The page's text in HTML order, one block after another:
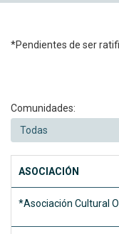
*Pendientes de ser
Comunidades:
Todas
ASOCIACIÓN
*Asociación Cultural